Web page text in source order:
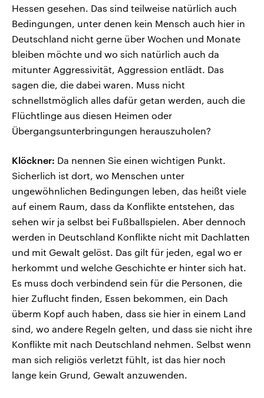
Hessen gesehen. Das sind teilweise natürlich auch
Bedingungen, unter denen kein Mensch auch hier in
Deutschland nicht gerne über Wochen und Monate
bleiben möchte und wo sich natürlich auch da
mitunter Aggressivität, Aggression entlädt. Das
sagen die, die dabei waren. Muss nicht
schnellstmöglich alles dafür getan werden, auch die
Flüchtlinge aus diesen Heimen oder
Übergangsunterbringungen herauszuholen?
Klöckner: Da nennen Sie einen wichtigen Punkt.
Sicherlich ist dort, wo Menschen unter
ungewöhnlichen Bedingungen leben, das heißt viele
auf einem Raum, dass da Konflikte entstehen, das
sehen wir ja selbst bei Fußballspielen. Aber dennoch
werden in Deutschland Konflikte nicht mit Dachlatten
und mit Gewalt gelöst. Das gilt für jeden, egal wo er
herkommt und welche Geschichte er hinter sich hat.
Es muss doch verbindend sein für die Personen, die
hier Zuflucht finden, Essen bekommen, ein Dach
überm Kopf auch haben, dass sie hier in einem Land
sind, wo andere Regeln gelten, und dass sie nicht ihre
Konflikte mit nach Deutschland nehmen. Selbst wenn
man sich religiös verletzt fühlt, ist das hier noch
lange kein Grund, Gewalt anzuwenden.